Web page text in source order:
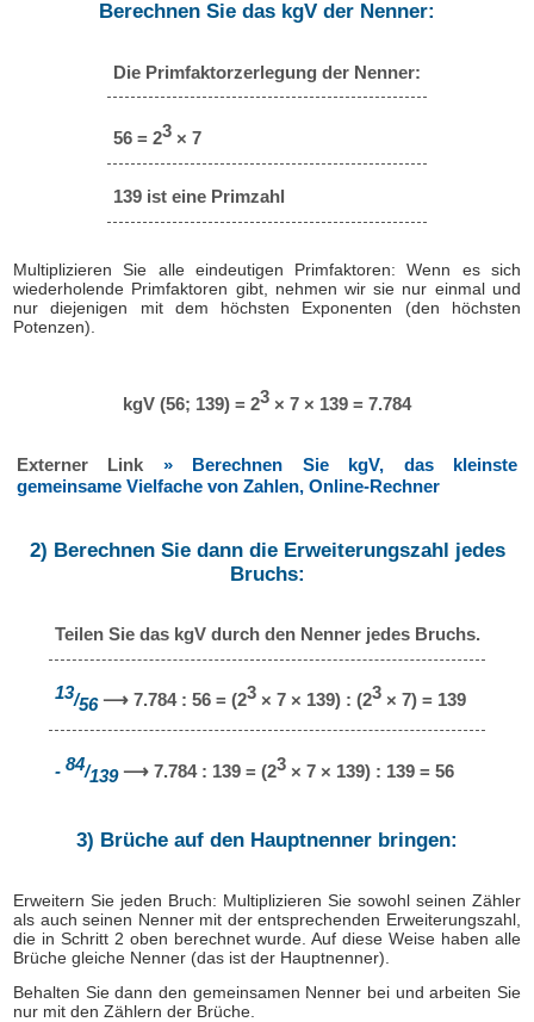
Berechnen Sie das kgV der Nenner:
Die Primfaktorzerlegung der Nenner:
56 = 23 × 7
139 ist eine Primzahl
Multiplizieren Sie alle eindeutigen Primfaktoren: Wenn es sich
wiederholende Primfaktoren gibt, nehmen wir sie nur einmal und
nur diejenigen mit dem höchsten Exponenten (den höchsten
Potenzen).
kgV (56; 139) = 23 × 7 × 139 = 7.784
Externer Link » Berechnen Sie kgV, das kleinste
gemeinsame Vielfache von Zahlen, Online-Rechner
2) Berechnen Sie dann die Erweiterungszahl jedes
Bruchs:
Teilen Sie das kgV durch den Nenner jedes Bruchs.
13/56 ⟶ 7.784 : 56 = (23× 7 × 139) : (23× 7) = 139
- 84/139 ⟶ 7.784 : 139 = (23× 7 × 139) : 139 = 56
3) Brüche auf den Hauptnenner bringen:
Erweitern Sie jeden Bruch: Multiplizieren Sie sowohl seinen Zähler
als auch seinen Nenner mit der entsprechenden Erweiterungszahl,
die in Schritt 2 oben berechnet wurde. Auf diese Weise haben alle
Brüche gleiche Nenner (das ist der Hauptnenner).
Behalten Sie dann den gemeinsamen Nenner bei und arbeiten Sie
nur mit den Zählern der Brüche.